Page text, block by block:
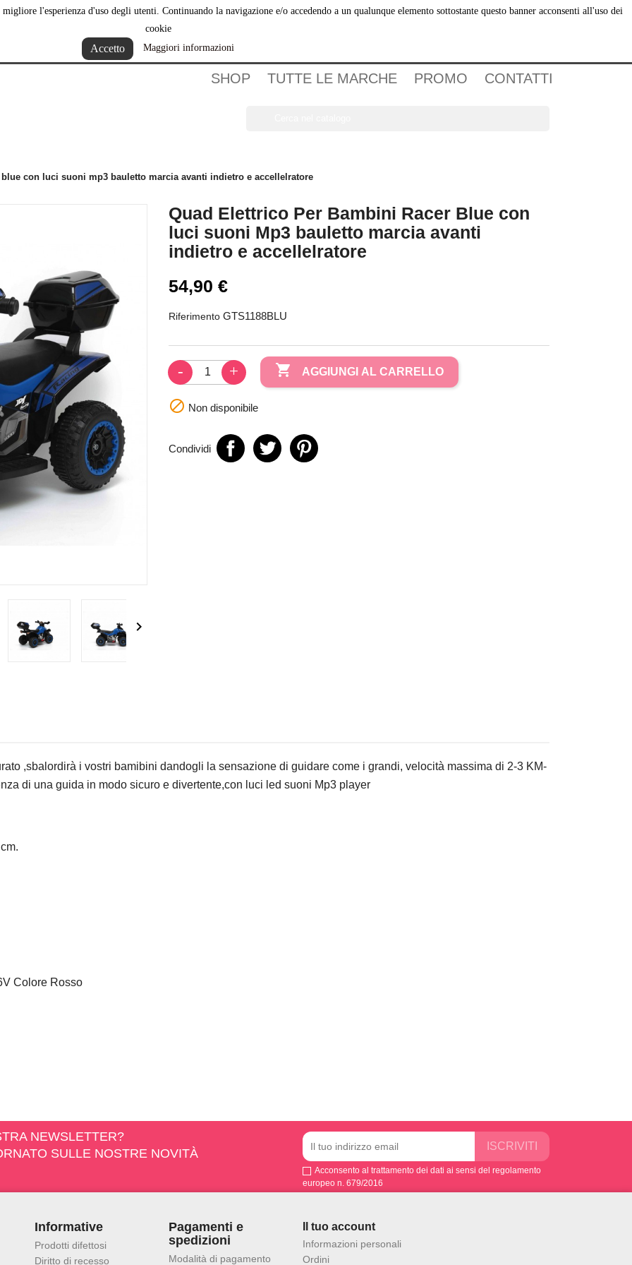
l'esperienza d'uso degli utenti. Continuando la navigazione e/o accedendo a un qualunque elemento sottostante questo banner acconsenti all'uso dei
cookie
Accetto Maggiori informazioni
Siamo Carrello (0)
SHOP TUTTE LE MARCHE PROMO CONTATTI
con luci suoni mp3 bauletto marcia avanti indietro e accellelratore

Quad Elettrico Per Bambini Racer Blue con
luci suoni Mp3 bauletto marcia avanti
indietro e accellelratore
54,90 €
Riferimento GTS1188BLU
 AGGIUNGI AL CARRELLO
 Non disponibile
Condividi
,sbalordirà i vostri bamibini dandogli la sensazione di guidare come i grandi, velocità massima di 2-3 KM-
di una guida in modo sicuro e divertente,con luci led suoni Mp3 player
Colore Rosso
NEWSLETTER?
SULLE NOSTRE NOVITÀ
Acconsento al trattamento dei dati ai sensi del regolamento
europeo n. 679/2016
Informative
Prodotti difettosi
Diritto di recesso
Pagamenti e
spedizioni
Modalità di pagamento
Il tuo account
Informazioni personali
Ordini